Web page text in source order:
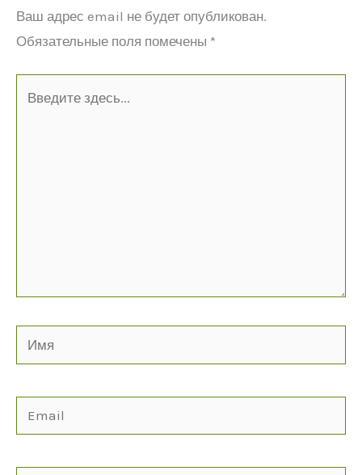
Ваш адрес email не будет опубликован.
Обязательные поля помечены *
Имя